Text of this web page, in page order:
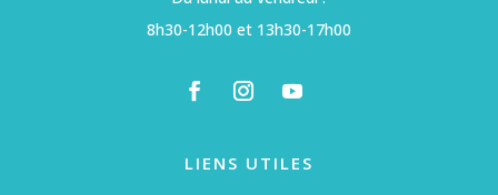
8h30-12h00 et 13h30-17h00
LIENS UTILES